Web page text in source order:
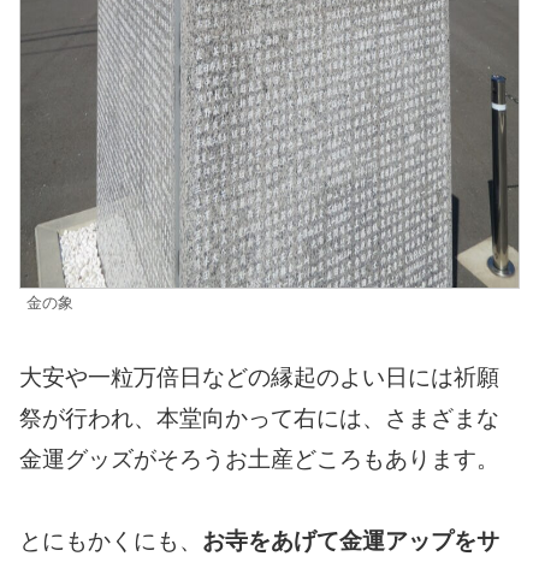
金の象
大安や一粒万倍日などの縁起のよい日には祈願
祭が行われ、本堂向かって右には、さまざまな
金運グッズがそろうお土産どころもあります。
とにもかくにも、 お寺をあげて金運アップをサ